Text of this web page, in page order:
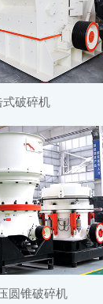
式破碎机
圆锥破碎机